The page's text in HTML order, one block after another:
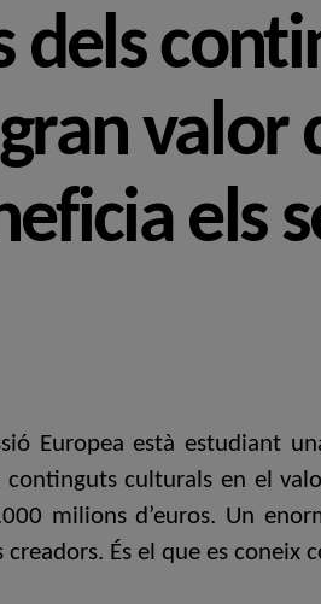
dels
els
Europea està estudiant
continguts culturals en el
milions d’euros. Un
creadors. És el que es coneix